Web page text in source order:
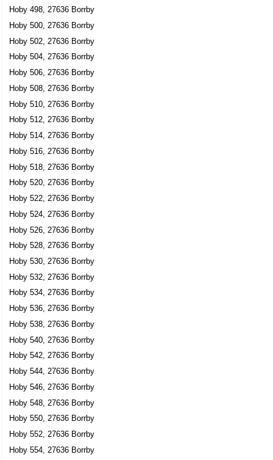
Hoby 498, 27636 Borrby
Hoby 500, 27636 Borrby
Hoby 502, 27636 Borrby
Hoby 504, 27636 Borrby
Hoby 506, 27636 Borrby
Hoby 508, 27636 Borrby
Hoby 510, 27636 Borrby
Hoby 512, 27636 Borrby
Hoby 514, 27636 Borrby
Hoby 516, 27636 Borrby
Hoby 518, 27636 Borrby
Hoby 520, 27636 Borrby
Hoby 522, 27636 Borrby
Hoby 524, 27636 Borrby
Hoby 526, 27636 Borrby
Hoby 528, 27636 Borrby
Hoby 530, 27636 Borrby
Hoby 532, 27636 Borrby
Hoby 534, 27636 Borrby
Hoby 536, 27636 Borrby
Hoby 538, 27636 Borrby
Hoby 540, 27636 Borrby
Hoby 542, 27636 Borrby
Hoby 544, 27636 Borrby
Hoby 546, 27636 Borrby
Hoby 548, 27636 Borrby
Hoby 550, 27636 Borrby
Hoby 552, 27636 Borrby
Hoby 554, 27636 Borrby